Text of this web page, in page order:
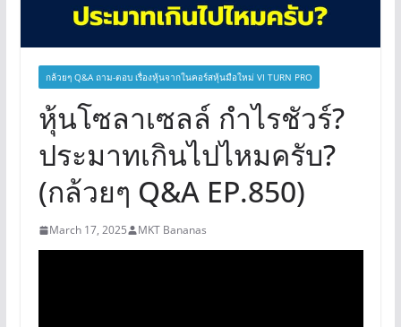
กล้วยๆ Q&A ถาม-ตอบ เรื่องหุ้นจากในคอร์สหุ้นมือใหม่ VI TURN PRO
หุ้นโซลาเซลล์ กำไรชัวร์?
ประมาทเกินไปไหมครับ?
(กล้วยๆ Q&A EP.850)
March 17, 2025 MKT Bananas